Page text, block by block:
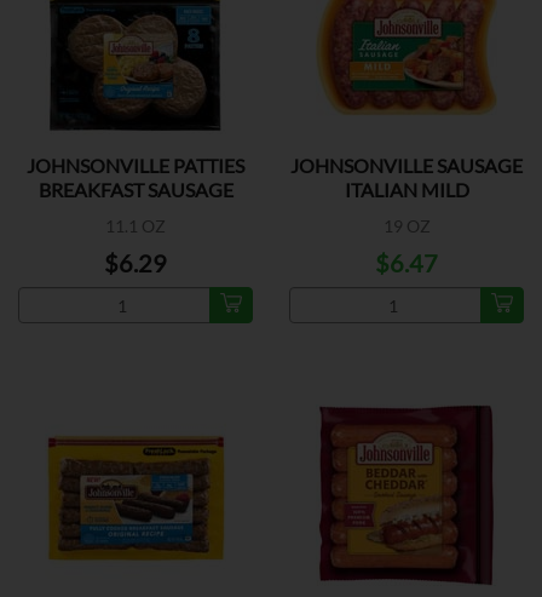
JOHNSONVILLE PATTIES
BREAKFAST SAUSAGE
11.1 OZ
$6.29
JOHNSONVILLE SAUSAGE
ITALIAN MILD
19 OZ
$6.47